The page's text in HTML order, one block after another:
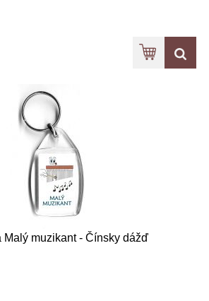
Malý muzikant - Čínsky dážď